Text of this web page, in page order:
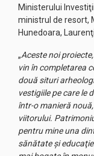
Ministerului
ministrul de resort,
Hunedoara,
„Aceste noi
vin în completarea
două situri
vestigiile pe care le
într-o manieră
viitorului.
pentru mine una
sănătate şi